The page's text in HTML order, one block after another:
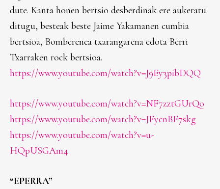
dute. Kanta honen bertsio desberdinak ere aukeratu
ditugu, besteak beste Jaime Yakamanen cumbia
bertsioa, Bomberenea txarangarena edota Berri
Txarraken rock bertsioa.
https://www.youtube.com/watch?v=J9Ey3pibDQQ
https://www.youtube.com/watch?v=NF7zztGUrQo
https://www.youtube.com/watch?v=JFycnBF7skg
https://www.youtube.com/watch?v=u-
HQpUSGAm4
“EPERRA”